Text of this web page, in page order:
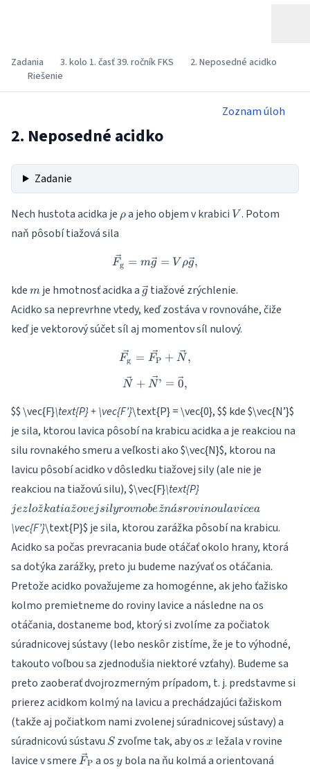
Zadania 3. kolo 1. časť 39. ročník FKS
2. Neposedné acidko
Riešenie
Zoznam úloh
2. Neposedné acidko
Zadanie
Nech hustota acidka je \rho
ρa jeho objem v krabici V
V . Potom
naň pôsobí tiažová sila
\vec{F_\text{g}} = m
Fg = mg = V ρg,
kde m
m je hmotnosť acidka a \vec{g}
g tiažové zrýchlenie.
Acidko sa neprevrhne vtedy, keď zostáva v rovnováhe, čiže
keď je vektorový súčet síl aj momentov síl nulový.
\vec{F_\text{g}} =
Fg = FP + N ,
\vec{N} + \vec{N’} =
N + N’ = 0,
$$ \vec{F}\text{P} + \vec{F’}\text{P} = \vec{0},$$ kde $\vec{N’}$
je sila, ktorou lavica pôsobí na krabicu acidka a je reakciou na
silu rovnakého smeru a veľkosti ako $\vec{N}$, ktorou na
lavicu pôsobí acidko v dôsledku tiažovej sily (ale nie je
reakciou na tiažovú silu), $\vec{F}\text{P}
sily
rovnobežná
s rovinou
lavice a
jezloz
ˇkatiaz
ˇovejsilyrovnobez
ˇna
ˊsrovinoulavicea
\vec{F’}\text{P}$ je sila, ktorou zarážka pôsobí na krabicu.
Acidko sa počas prevracania bude otáčať okolo hrany, ktorá
sa dotýka zarážky, preto ju budeme nazývať os otáčania.
Pretože acidko považujeme za homogénne, ak jeho ťažisko
kolmo premietneme do roviny lavice a následne na os
otáčania, dostaneme bod, ktorý si zvolíme za počiatok
súradnicovej sústavy (lebo neskôr zistíme, že je to výhodné,
takouto voľbou sa zjednodušia niektoré vzťahy). Budeme sa
preto zaoberať dvojrozmerným prípadom, t. j. predstavme si
prierez acidkom kolmý na lavicu a prechádzajúci ťažiskom
(takže aj počiatkom nami zvolenej súradnicovej sústavy) a
súradnicovú sústavu S
Szvoľme tak, aby os x
x ležala v rovine
lavice v smere \vec{F}_\text{P}
FP a os y
ybola na ňu kolmá a orientovaná